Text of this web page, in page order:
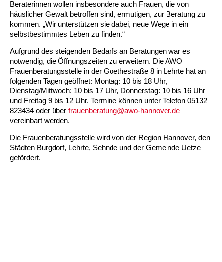
Kindertagesstätte Schneiderberg
Kindertagesstätte Sylter Weg
Kindertagesstätte Tresckowstraße
Kindertagesstätte Voltmerstraße
Kindertagesstätte Wiehbergstraße
Offene Sprach-Sprechstunde
Familienzentrum
Kindertagesstätte Mühenkamp / Familienzentrum
Kindertagesstätte Petermannstraße /
Familienzentrum
Kindertagesstätte Pfarrlandplatz
Hör- und Sprachheilkindergarten Ratswiese
Beraterinnen wollen insbesondere auch Frauen, die von
häuslicher Gewalt betroffen sind, ermutigen, zur Beratung zu
kommen. „Wir unterstützen sie dabei, neue Wege in ein
selbstbestimmtes Leben zu finden.“
Aufgrund des steigenden Bedarfs an Beratungen war es
notwendig, die Öffnungszeiten zu erweitern. Die AWO
Frauenberatungsstelle in der Goethestraße 8 in Lehrte hat an
folgenden Tagen geöffnet: Montag: 10 bis 18 Uhr,
Dienstag/Mittwoch: 10 bis 17 Uhr, Donnerstag: 10 bis 16 Uhr
und Freitag 9 bis 12 Uhr. Termine können unter Telefon 05132
823434 oder über frauenberatung@awo-hannover.de
vereinbart werden.
Die Frauenberatungsstelle wird von der Region Hannover, den
Städten Burgdorf, Lehrte, Sehnde und der Gemeinde Uetze
gefördert.